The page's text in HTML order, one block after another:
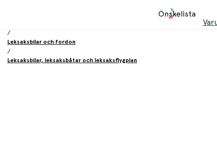
Önskelista
/
Leksaksbilar och fordon
/
Leksaksbilar, leksaksbåtar och leksaksflygplan